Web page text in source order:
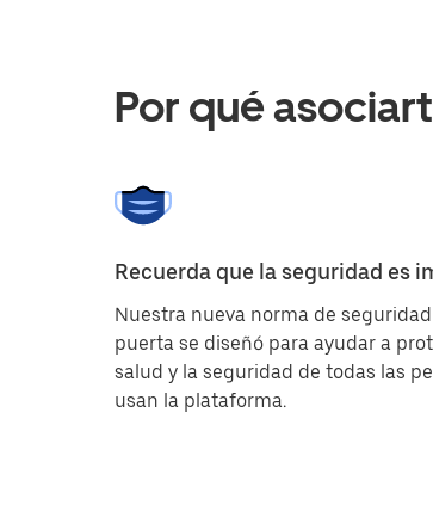
Por qué
Recuerda que la seguridad es
Nuestra nueva norma de
puerta se diseñó para ayudar a
salud y la seguridad de todas las
usan la plataforma.